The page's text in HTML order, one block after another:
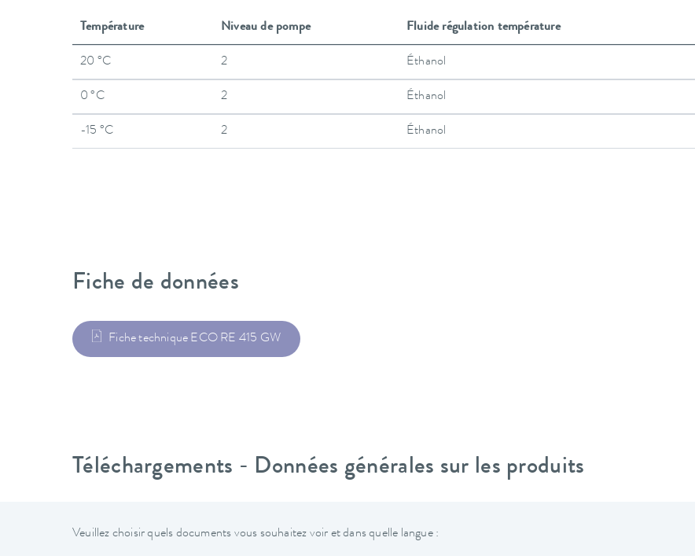
Température Niveau de pompe Fluide régulation température
20 °C 2 Éthanol
0 °C 2 Éthanol
-15 °C 2 Éthanol
Fiche de données
Fiche technique ECO RE 415 GW
Téléchargements - Données générales sur les produits
Veuillez choisir quels documents vous souhaitez voir et dans quelle langue :